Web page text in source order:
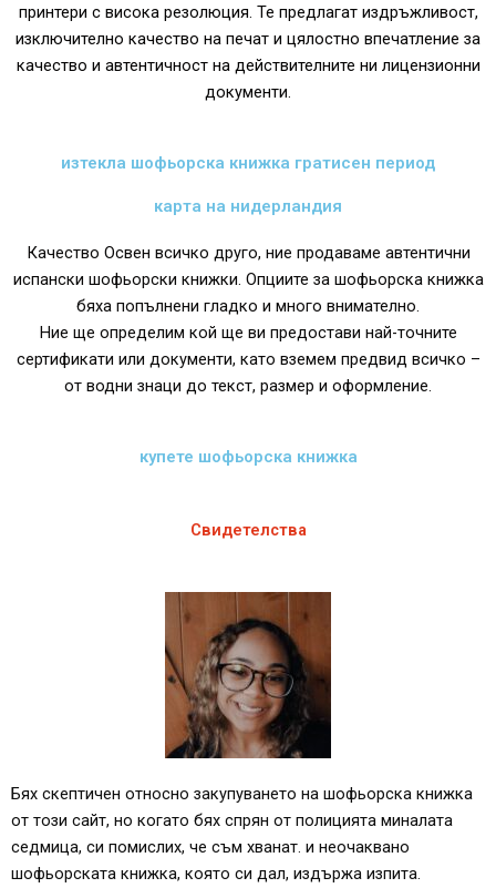
принтери с висока резолюция. Те предлагат издръжливост,
изключително качество на печат и цялостно впечатление за
качество и автентичност на действителните ни лицензионни
документи.
изтекла шофьорска книжка гратисен период
карта на нидерландия
Качество Освен всичко друго, ние продаваме автентични
испански шофьорски книжки. Опциите за шофьорска книжка
бяха попълнени гладко и много внимателно.
Ние ще определим кой ще ви предостави най-точните
сертификати или документи, като вземем предвид всичко –
от водни знаци до текст, размер и оформление.
купете шофьорска книжка
Свидетелства
Бях скептичен относно закупуването на шофьорска книжка
от този сайт, но когато бях спрян от полицията миналата
седмица, си помислих, че съм хванат. и неочаквано
шофьорската книжка, която си дал, издържа изпита.